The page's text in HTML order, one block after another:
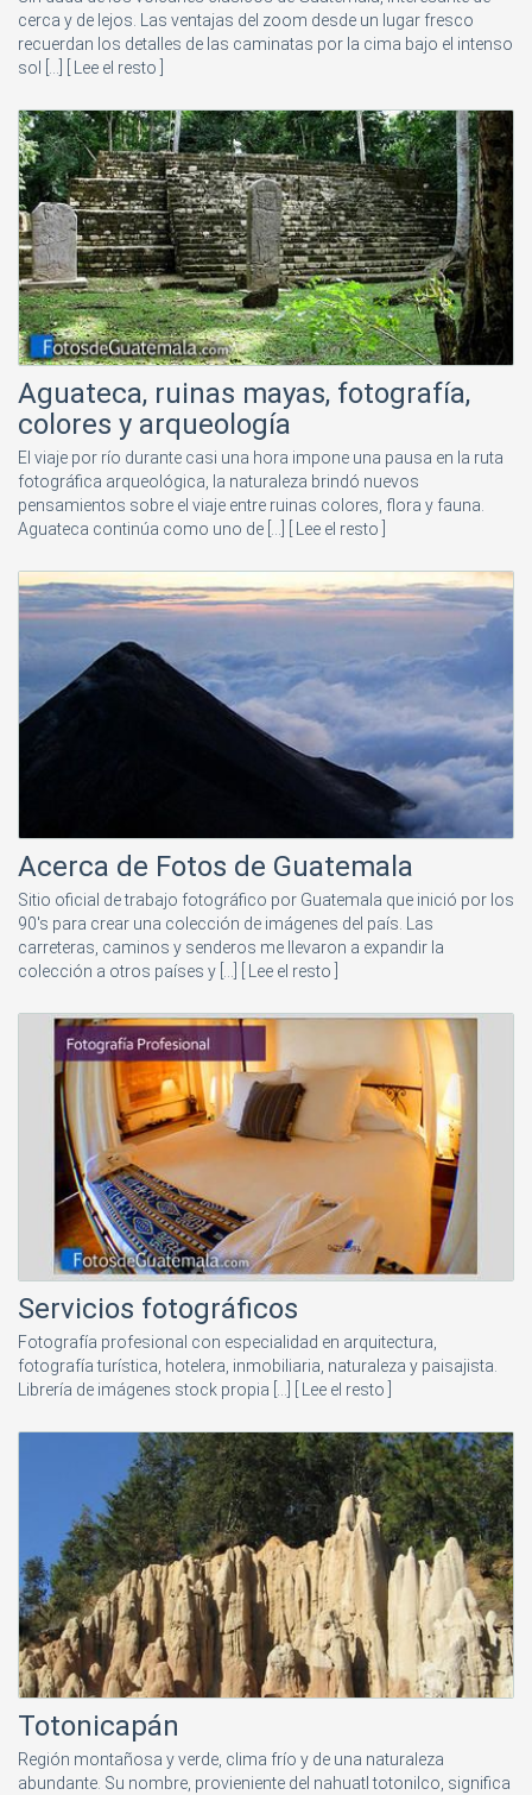
cerca y de lejos. Las ventajas del zoom desde un lugar fresco
recuerdan los detalles de las caminatas por la cima bajo el intenso
sol [...]
[ Lee el resto ]
Aguateca, ruinas mayas, fotografía,
colores y arqueología
El viaje por río durante casi una hora impone una pausa en la ruta
fotográfica arqueológica, la naturaleza brindó nuevos
pensamientos sobre el viaje entre ruinas colores, flora y fauna.
Aguateca continúa como uno de [...]
[ Lee el resto ]
Acerca de Fotos de Guatemala
Sitio oficial de trabajo fotográfico por Guatemala que inició por los
90's para crear una colección de imágenes del país. Las
carreteras, caminos y senderos me llevaron a expandir la
colección a otros países y [...]
[ Lee el resto ]
Servicios fotográficos
Fotografía profesional con especialidad en arquitectura,
fotografía turística, hotelera, inmobiliaria, naturaleza y paisajista.
Librería de imágenes stock propia [...]
[ Lee el resto ]
Totonicapán
Región montañosa y verde, clima frío y de una naturaleza
abundante. Su nombre, provieniente del nahuatl totonilco, significa